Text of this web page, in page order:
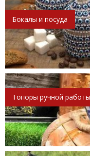
Бокалы и посуда
Топоры ручной работы